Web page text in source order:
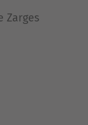
Zarges